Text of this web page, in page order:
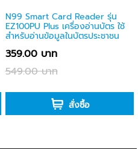
N99 Smart Card Reader รุ่น
EZ100PU Plus เครื่องอ่านบัตร ใช้
สำหรับอ่านข้อมูลในบัตรประชาชน
359.00 บาท
549.00 บาท
สั่งซื้อ